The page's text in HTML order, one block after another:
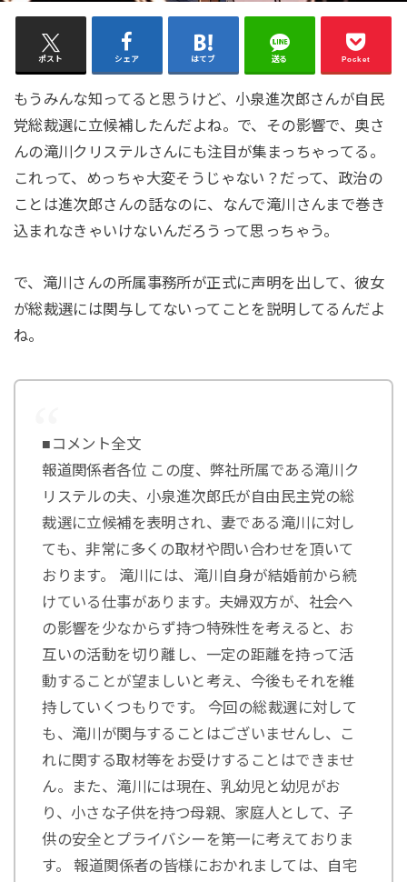
ポスト シェア はてブ 送る Pocket
もうみんな知ってると思うけど、小泉進次郎さんが自民
党総裁選に立候補したんだよね。で、その影響で、奥さ
んの滝川クリステルさんにも注目が集まっちゃってる。
これって、めっちゃ大変そうじゃない？だって、政治の
ことは進次郎さんの話なのに、なんで滝川さんまで巻き
込まれなきゃいけないんだろうって思っちゃう。
で、滝川さんの所属事務所が正式に声明を出して、彼女
が総裁選には関与してないってことを説明してるんだよ
ね。
■コメント全文
報道関係者各位 この度、弊社所属である滝川ク
リステルの夫、小泉進次郎氏が自由民主党の総
裁選に立候補を表明され、妻である滝川に対し
ても、非常に多くの取材や問い合わせを頂いて
おります。 滝川には、滝川自身が結婚前から続
けている仕事があります。夫婦双方が、社会へ
の影響を少なからず持つ特殊性を考えると、お
互いの活動を切り離し、一定の距離を持って活
動することが望ましいと考え、今後もそれを維
持していくつもりです。 今回の総裁選に対して
も、滝川が関与することはございませんし、こ
れに関する取材等をお受けすることはできませ
ん。また、滝川には現在、乳幼児と幼児がお
り、小さな子供を持つ母親、家庭人として、子
供の安全とプライバシーを第一に考えておりま
す。 報道関係者の皆様におかれましては、自宅